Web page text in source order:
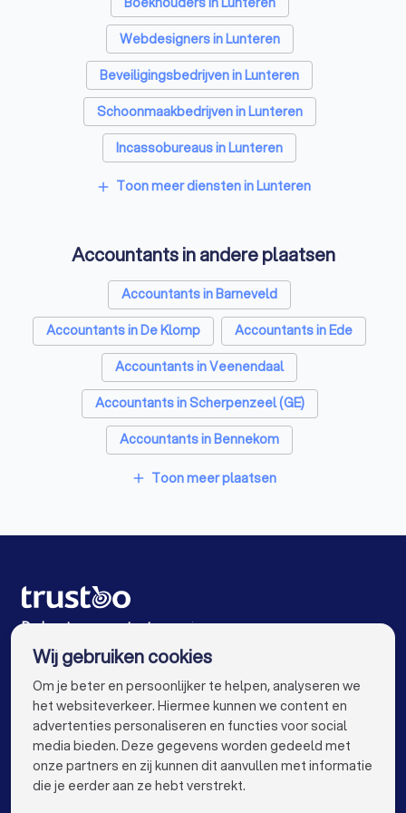
Webdesigners in Lunteren
Beveiligingsbedrijven in Lunteren
Schoonmaakbedrijven in Lunteren
Incassobureaus in Lunteren
Online marketing bureaus in Lunteren
Vertaalbureaus in Lunteren
SEO-specialisten in Lunteren
Grafisch ontwerpers in Lunteren
Reclamebureaus in Lunteren
add Toon meer diensten in Lunteren
Accountants in andere plaatsen
Accountants in Barneveld
Accountants in De Klomp
Accountants in Ede
Accountants in Veenendaal
Accountants in Scherpenzeel (GE)
Accountants in Bennekom
Accountants in Voorthuizen
Accountants in Amsterdam
Accountants in Rotterdam
Accountants in Den Haag
Accountants in Utrecht
Accountants in Eindhoven
Accountants in Tilburg
Accountants in Groningen
Accountants in Almere
add Toon meer plaatsen
De beste accountants voor jou
VOOR PARTICULIEREN keyboard_arrow_down
Wij gebruiken cookies
Om je beter en persoonlijker te helpen, analyseren we
het websiteverkeer. Hiermee kunnen we content en
advertenties personaliseren en functies voor social
media bieden. Deze gegevens worden gedeeld met
onze partners en zij kunnen dit aanvullen met informatie
die je eerder aan ze hebt verstrekt.